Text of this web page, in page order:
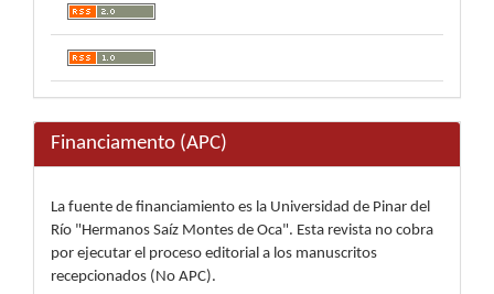
Financiamento (APC)
La fuente de financiamiento es la Universidad de Pinar del
Río "Hermanos Saíz Montes de Oca". Esta revista no cobra
por ejecutar el proceso editorial a los manuscritos
recepcionados (No APC).